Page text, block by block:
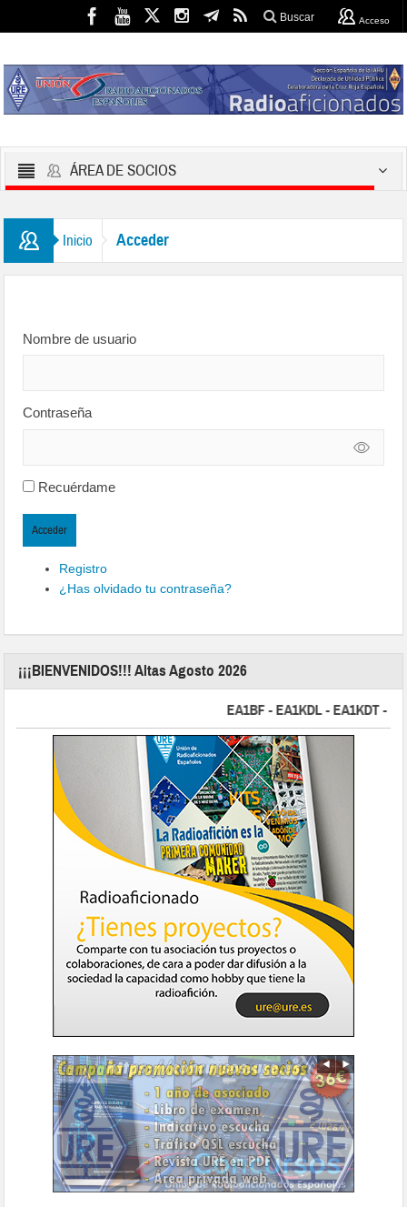
Buscar Acceso
ÁREA DE SOCIOS
Inicio Acceder
Nombre de usuario
Contraseña
Recuérdame
Acceder
Registro
¿Has olvidado tu contraseña?
¡¡¡BIENVENIDOS!!! Altas Agosto 2026
EA1BF - EA1KDL - EA1KDT -